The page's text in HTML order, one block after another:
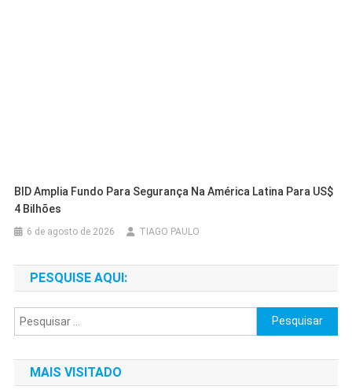
BID Amplia Fundo Para Segurança Na América Latina Para US$
4 Bilhões
6 de agosto de 2026 TIAGO PAULO
PESQUISE AQUI:
Pesquisar
por:
MAIS VISITADO